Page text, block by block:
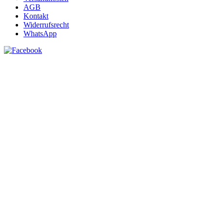
AGB
Kontakt
Widerrufsrecht
WhatsApp